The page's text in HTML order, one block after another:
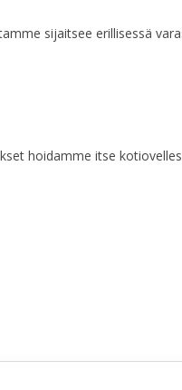
sijaitsee erillisessä
hoidamme itse